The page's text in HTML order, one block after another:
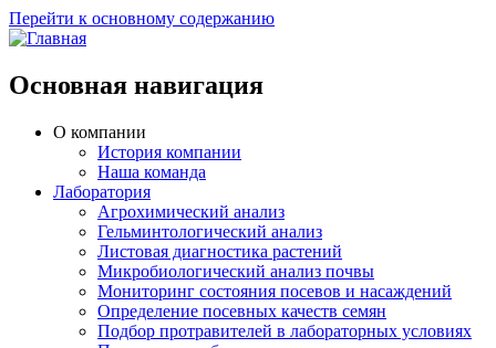
Перейти к основному содержанию
Основная навигация
О компании
История компании
Наша команда
Лаборатория
Агрохимический анализ
Гельминтологический анализ
Листовая диагностика растений
Микробиологический анализ почвы
Мониторинг состояния посевов и насаждений
Определение посевных качеств семян
Подбор протравителей в лабораторных условиях